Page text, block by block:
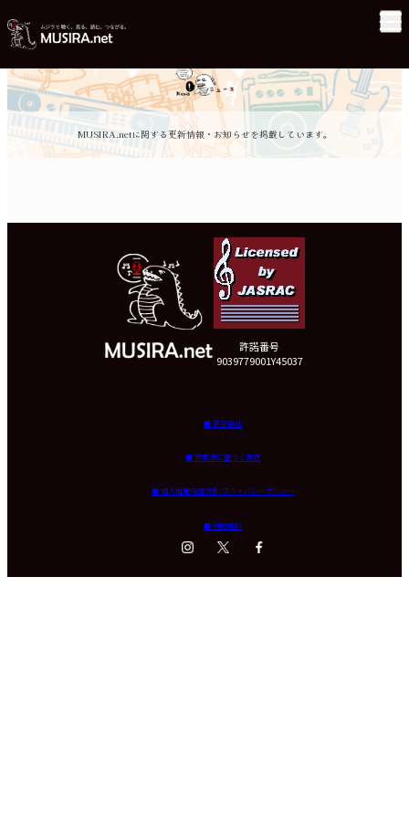
MUSIRA.netに関する更新情報・お知らせを掲載しています。
許諾番号
9039779001Y45037
■ 運営会社
■ 特商法に基づく表記
■ 個人情報保護方針/プライバシーポリシー
■ 利用規約